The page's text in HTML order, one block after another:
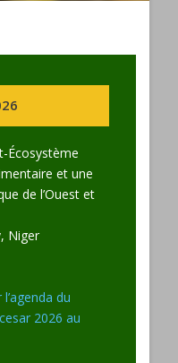
Écosystème
et une
de l’Ouest et
Niger
du
2026 au